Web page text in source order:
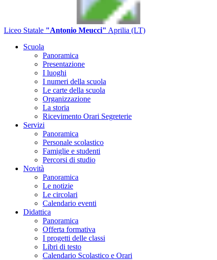
Liceo Statale "Antonio Meucci" Aprilia (LT)
Scuola
Panoramica
Presentazione
I luoghi
I numeri della scuola
Le carte della scuola
Organizzazione
La storia
Ricevimento Orari Segreterie
Servizi
Panoramica
Personale scolastico
Famiglie e studenti
Percorsi di studio
Novità
Panoramica
Le notizie
Le circolari
Calendario eventi
Didattica
Panoramica
Offerta formativa
I progetti delle classi
Libri di testo
Calendario Scolastico e Orari